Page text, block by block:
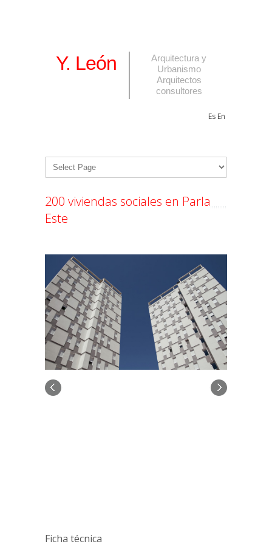
Y. León
Arquitectura y
Urbanismo
Arquitectos
consultores
Es En
200 viviendas sociales en Parla
Este
Ficha técnica